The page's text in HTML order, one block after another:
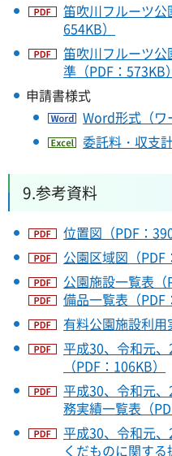
笛吹川フルーツ公
654KB）
笛吹川フルーツ
準（PDF：573KB）
申請書様式
Word形式（ワ
委託料・収支
9.参考資料
位置図（PDF：
公園区域図（PDF
公園施設一覧表（
備品一覧表（PDF
有料公園施設利用
平成30、令和元
（PDF：106KB）
平成30、令和元
務実績一覧表（
平成30、令和元
くだものに関する